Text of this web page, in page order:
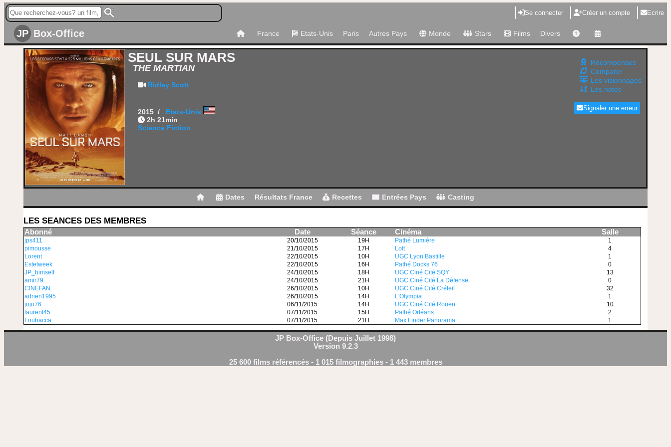
Se connecter Créer un compte Ecrire
JP Box-Office France Etats-Unis Paris Autres Pays Monde Stars Films Divers
SEUL SUR MARS
THE MARTIAN
Ridley Scott
2015 / Etats-Unis
2h 21min
Science Fiction
Récompenses
Comparer
Les visionnages
Les notes
Signaler une erreur
Dates Résultats France Recettes Entrées Pays Casting
LES SEANCES DES MEMBRES
Abonné Date Séance Cinéma Salle
jps411 20/10/2015 19H Pathé Lumière
1
pimousse
21/10/2015 17H Loft
4
Lorent
22/10/2015 10H UGC Lyon Bastille
1
Estetweek
22/10/2015 16H Pathé Docks 76
0
JP_himself
24/10/2015 18H UGC Ciné Cité SQY
13
amir79
24/10/2015 21H UGC Ciné Cité La Défense
0
CINEFAN
26/10/2015 10H UGC Ciné Cité Créteil
32
adrien1995
26/10/2015 14H L'Olympia
1
jojo76
06/11/2015 14H UGC Ciné Cité Rouen
10
laurent45
07/11/2015 15H Pathé Orléans
2
Loubacca
07/11/2015 21H Max Linder Panorama 1
JP Box-Office (Depuis Juillet 1998)
Version 9.2.3
25 600 films référencés - 1 015 filmographies - 1 443 membres